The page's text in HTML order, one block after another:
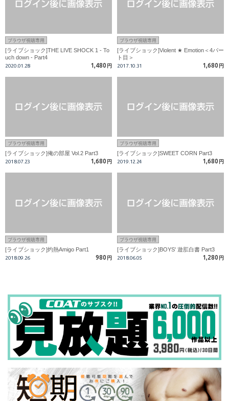
ブラウザ視聴専用
[ライブショック]THE LIVE SHOCK 1 - To
uch down - Part4
2020.01.28 1,480 円
ブラウザ視聴専用
[ライブショック]Violent ★ Emotion＜4パー
ト目＞
2017.10.31 1,680 円
ブラウザ視聴専用
[ライブショック]俺の部屋 Vol.2 Part3
2018.07.23 1,680 円
ブラウザ視聴専用
[ライブショック]SWEET CORN Part3
2019.12.24 1,680 円
ブラウザ視聴専用
[ライブショック]灼熱Amigo Part1
2018.09.26 980 円
ブラウザ視聴専用
[ライブショック]BOYS' 遊肛白書 Part3
2018.06.05 1,280 円